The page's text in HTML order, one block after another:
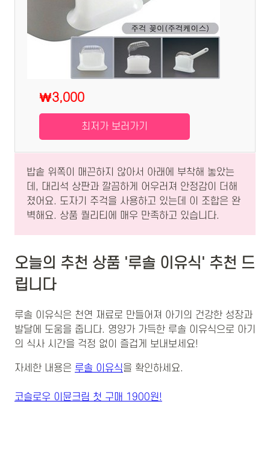
₩3,000
최저가 보러가기
밥솥 위쪽이 매끈하지 않아서 아래에 부착해 놓았는
데, 대리석 상판과 깔끔하게 어우러져 안정감이 더해
졌어요. 도자기 주걱을 사용하고 있는데 이 조합은 완
벽해요. 상품 퀄리티에 매우 만족하고 있습니다.
오늘의 추천 상품 '루솔 이유식' 추천 드
립니다
루솔 이유식은 천연 재료로 만들어져 아기의 건강한 성장과
발달에 도움을 줍니다. 영양가 가득한 루솔 이유식으로 아기
의 식사 시간을 걱정 없이 즐겁게 보내보세요!
자세한 내용은 루솔 이유식을 확인하세요.
코슬로우 이뮨크림 첫 구매 1900원!